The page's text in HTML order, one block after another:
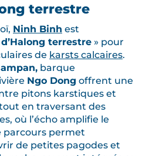
terrestre
Ninh Binh est
terrestre » pour
de karsts calcaires.
barque
Ngo Dong offrent une
pitons karstiques et
en traversant des
où l’écho amplifie le
parcours permet
de petites pagodes et